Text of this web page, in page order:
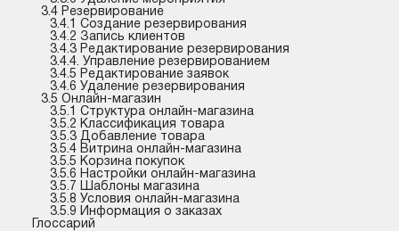
3.4 Резервирование
3.4.1 Создание резервирования
3.4.2 Запись клиентов
3.4.3 Редактирование резервирования
3.4.4. Управление резервированием
3.4.5 Редактирование заявок
3.4.6 Удаление резервирования
3.5 Онлайн-магазин
3.5.1 Структура онлайн-магазина
3.5.2 Классификация товара
3.5.3 Добавление товара
3.5.4 Витрина онлайн-магазина
3.5.5 Корзина покупок
3.5.6 Настройки онлайн-магазина
3.5.7 Шаблоны магазина
3.5.8 Условия онлайн-магазина
3.5.9 Информация о заказах
Глоссарий